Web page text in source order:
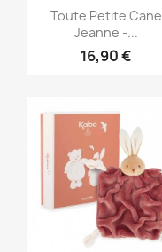
Aperçu rapide
Toute Petite Cane
Jeanne -...
16,90 €